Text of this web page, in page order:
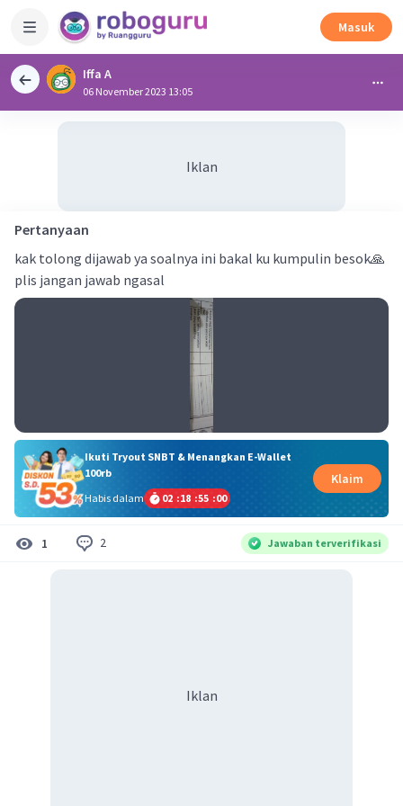
Masuk
Iffa A
06 November 2023 13:05
Iklan
Pertanyaan
kak tolong dijawab ya soalnya ini bakal ku kumpulin besok🙏
plis jangan jawab ngasal
Ikuti Tryout SNBT & Menangkan E-Wallet
100rb
Habis dalam
02 :18 :54 :59
Klaim
1 2 Jawaban terverifikasi
Iklan